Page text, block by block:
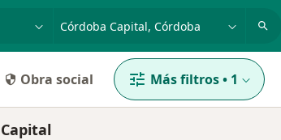
o nombrep. ej. Buenos Aires
Obra social Más filtros• 1